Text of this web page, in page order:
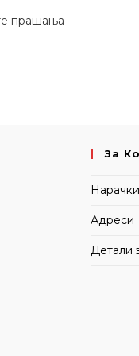
прашања
За
Нарачки
Адреси
Детали